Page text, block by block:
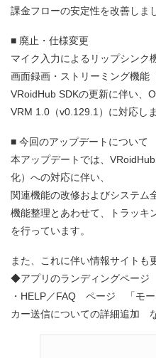
課金フローの安定性を改善しま
■ 廃止・仕様変更
マイク入力によるリップシンク
画面録画・ストリーミング機能
VRoidHub SDKの更新に伴い、
VRM 1.0（v0.129.1）に対応し
■ 今回のアップデートについて
本アップデートでは、
化）への対応に伴い、
関連機能の改修およびシステム
機能整理とあわせて、トラッキ
を行っています。
また、これに伴い情報サイトも
◆アプリのランディングページ
・HELP／FAQ ページ 「モー
カー送信についての詳細追加